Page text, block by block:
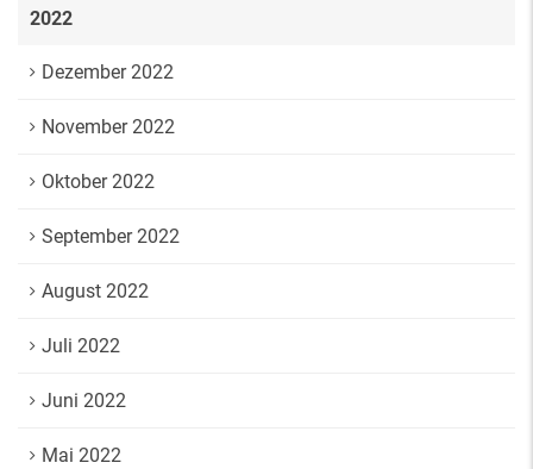
2022
Dezember 2022
November 2022
Oktober 2022
September 2022
August 2022
Juli 2022
Juni 2022
Mai 2022